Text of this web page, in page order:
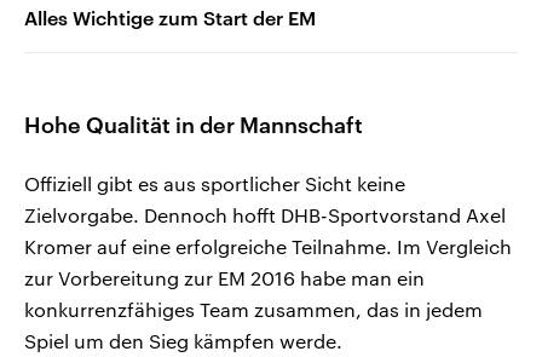
Alles Wichtige zum Start der EM
Hohe Qualität in der Mannschaft
Offiziell gibt es aus sportlicher Sicht keine
Zielvorgabe. Dennoch hofft DHB-Sportvorstand Axel
Kromer auf eine erfolgreiche Teilnahme. Im Vergleich
zur Vorbereitung zur EM 2016 habe man ein
konkurrenzfähiges Team zusammen, das in jedem
Spiel um den Sieg kämpfen werde.